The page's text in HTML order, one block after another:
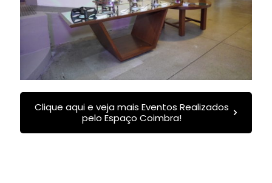
Clique aqui e veja mais Eventos Realizados
pelo Espaço Coimbra!